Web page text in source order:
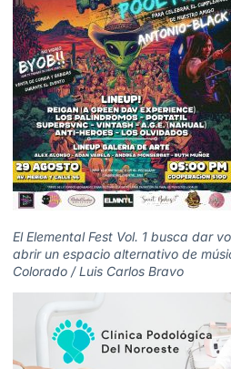
El Elemental Fest Vol. 1 busca dar
abrir un espacio alternativo de
Colorado / Luis Carlos Bravo